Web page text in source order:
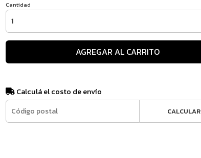
Cantidad
AGREGAR AL CARRITO
Calculá el costo de envío
CALCULAR